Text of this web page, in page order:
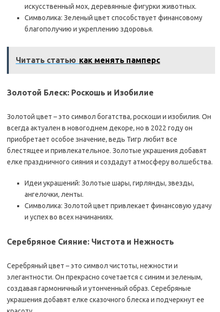
искусственный мох‚ деревянные фигурки животных.
Символика: Зеленый цвет способствует финансовому
благополучию и укреплению здоровья.
Читать статью как менять памперс
Золотой Блеск: Роскошь и Изобилие
Золотой цвет – это символ богатства‚ роскоши и изобилия. Он
всегда актуален в новогоднем декоре‚ но в 2022 году он
приобретает особое значение‚ ведь Тигр любит все
блестящее и привлекательное. Золотые украшения добавят
елке праздничного сияния и создадут атмосферу волшебства.
Идеи украшений: Золотые шары‚ гирлянды‚ звезды‚
ангелочки‚ ленты.
Символика: Золотой цвет привлекает финансовую удачу
и успех во всех начинаниях.
Серебряное Сияние: Чистота и Нежность
Серебряный цвет – это символ чистоты‚ нежности и
элегантности. Он прекрасно сочетается с синим и зеленым‚
создавая гармоничный и утонченный образ. Серебряные
украшения добавят елке сказочного блеска и подчеркнут ее